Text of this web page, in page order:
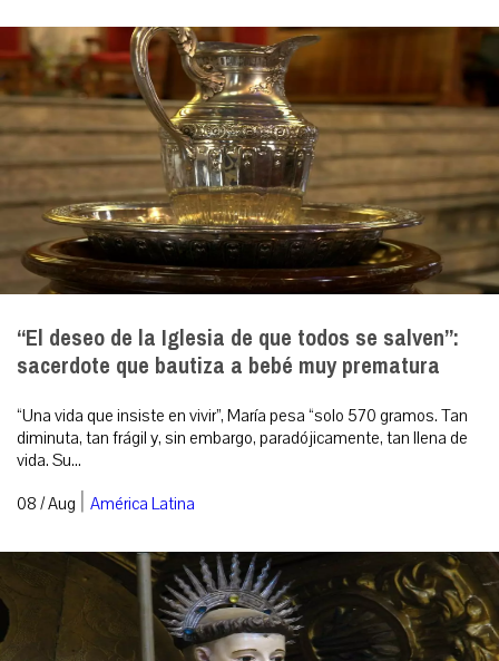
“El deseo de la Iglesia de que todos se salven”:
sacerdote que bautiza a bebé muy prematura
“Una vida que insiste en vivir”, María pesa “solo 570 gramos. Tan
diminuta, tan frágil y, sin embargo, paradójicamente, tan llena de
vida. Su...
08 / Aug | América Latina